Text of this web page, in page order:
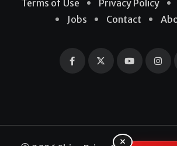
Terms of Use Privacy Policy
Jobs
Contact
×